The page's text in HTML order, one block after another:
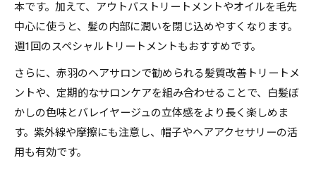
本です。加えて、アウトバストリートメントやオイルを毛先
中心に使うと、髪の内部に潤いを閉じ込めやすくなります。
週1回のスペシャルトリートメントもおすすめです。
さらに、赤羽のヘアサロンで勧められる髪質改善トリートメ
ントや、定期的なサロンケアを組み合わせることで、白髪ぼ
かしの色味とバレイヤージュの立体感をより長く楽しめま
す。紫外線や摩擦にも注意し、帽子やヘアアクセサリーの活
用も有効です。